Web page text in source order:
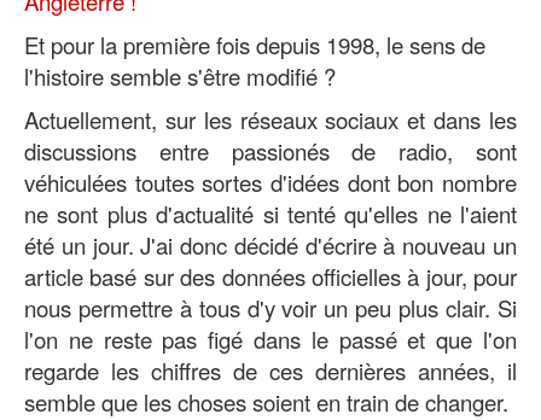
Et pour la première fois depuis 1998, le sens de
l'histoire semble s'être modifié ?
Actuellement, sur les réseaux sociaux et dans les
discussions entre passionés de radio, sont
véhiculées toutes sortes d'idées dont bon nombre
ne sont plus d'actualité si tenté qu'elles ne l'aient
été un jour. J'ai donc décidé d'écrire à nouveau un
article basé sur des données officielles à jour, pour
nous permettre à tous d'y voir un peu plus clair. Si
l'on ne reste pas figé dans le passé et que l'on
regarde les chiffres de ces dernières années, il
semble que les choses soient en train de changer.